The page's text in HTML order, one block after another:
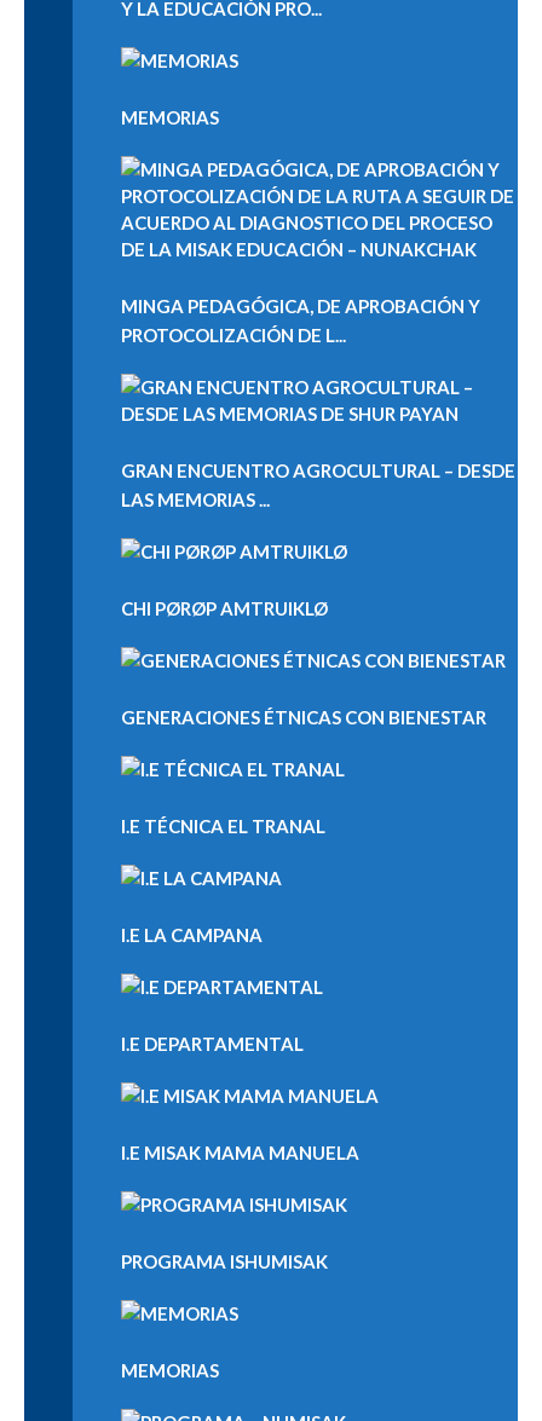
Y LA EDUCACIÓN PRO...
MEMORIAS
MINGA PEDAGÓGICA, DE APROBACIÓN Y
PROTOCOLIZACIÓN DE L...
GRAN ENCUENTRO AGROCULTURAL – DESDE
LAS MEMORIAS ...
CHI PØRØP AMTRUIKLØ
GENERACIONES ÉTNICAS CON BIENESTAR
I.E TÉCNICA EL TRANAL
I.E LA CAMPANA
I.E DEPARTAMENTAL
I.E MISAK MAMA MANUELA
PROGRAMA ISHUMISAK
MEMORIAS